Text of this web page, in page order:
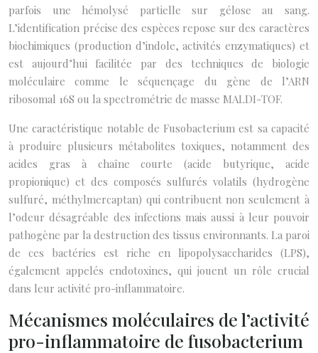
parfois une hémolysé partielle sur gélose au sang.
L’identification précise des espèces repose sur des caractères
biochimiques (production d’indole, activités enzymatiques) et
est aujourd’hui facilitée par des techniques de biologie
moléculaire comme le séquençage du gène de l’ARN
ribosomal 16S ou la spectrométrie de masse MALDI-TOF.
Une caractéristique notable de Fusobacterium est sa capacité
à produire plusieurs métabolites toxiques, notamment des
acides gras à chaîne courte (acide butyrique, acide
propionique) et des composés sulfurés volatils (hydrogène
sulfuré, méthylmercaptan) qui contribuent non seulement à
l’odeur désagréable des infections mais aussi à leur pouvoir
pathogène par la destruction des tissus environnants. La paroi
de ces bactéries est riche en lipopolysaccharides (LPS),
également appelés endotoxines, qui jouent un rôle crucial
dans leur activité pro-inflammatoire.
Mécanismes moléculaires de l’activité
pro-inflammatoire de fusobacterium